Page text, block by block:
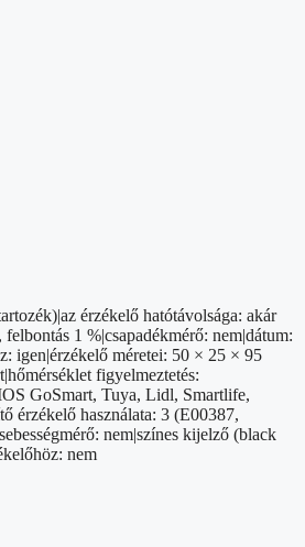
érzékelő hatótávolsága: akár
1 %|csapadékmérő: nem|dátum:
igen|érzékelő méretei: 50 × 25 × 95
figyelmeztetés:
GoSmart, Tuya, Lidl, Smartlife,
érzékelő használata: 3 (E00387,
nem|színes kijelző (black
nem